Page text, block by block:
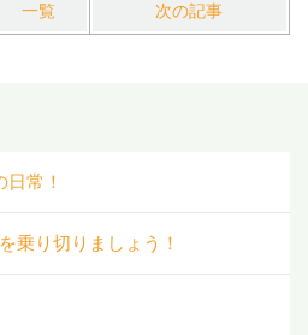
一覧 次の記事
常！
乗り切りましょう！